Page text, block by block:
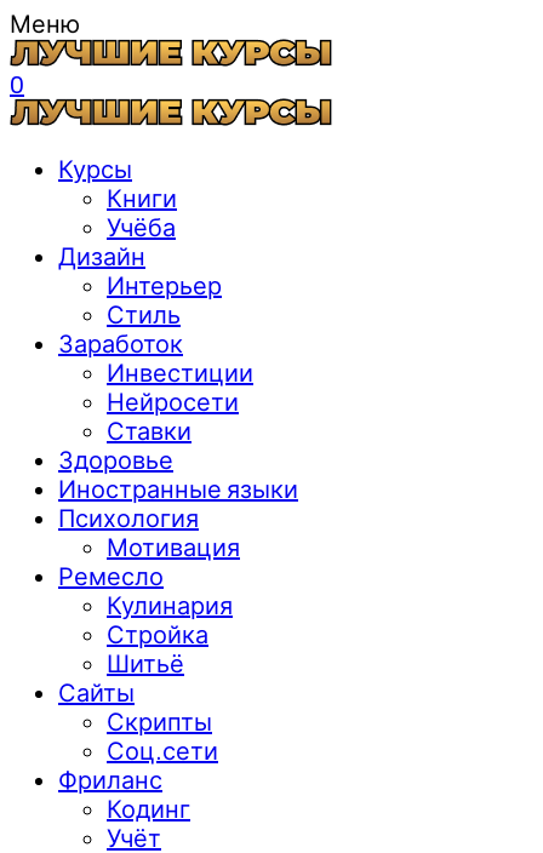
Меню
0
Курсы
Книги
Учёба
Дизайн
Интерьер
Стиль
Заработок
Инвестиции
Нейросети
Ставки
Здоровье
Иностранные языки
Психология
Мотивация
Ремесло
Кулинария
Стройка
Шитьё
Сайты
Скрипты
Соц.сети
Фриланс
Кодинг
Учёт